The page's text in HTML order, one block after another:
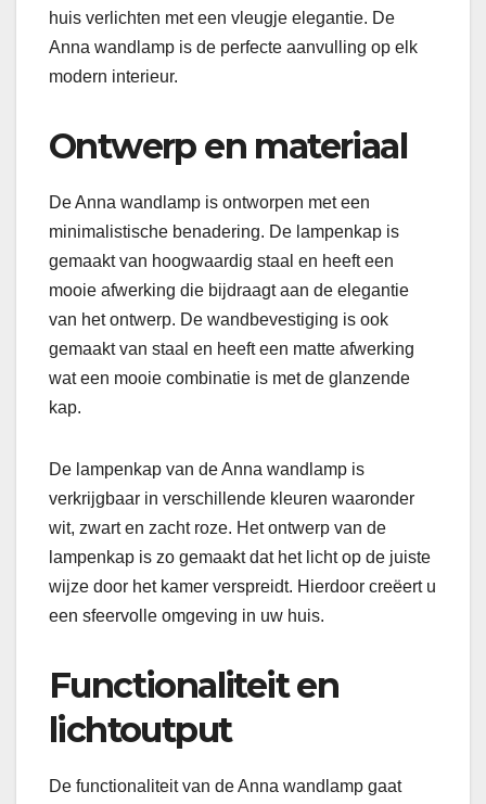
huis verlichten met een vleugje elegantie. De
Anna wandlamp is de perfecte aanvulling op elk
modern interieur.
Ontwerp en materiaal
De Anna wandlamp is ontworpen met een
minimalistische benadering. De lampenkap is
gemaakt van hoogwaardig staal en heeft een
mooie afwerking die bijdraagt aan de elegantie
van het ontwerp. De wandbevestiging is ook
gemaakt van staal en heeft een matte afwerking
wat een mooie combinatie is met de glanzende
kap.
De lampenkap van de Anna wandlamp is
verkrijgbaar in verschillende kleuren waaronder
wit, zwart en zacht roze. Het ontwerp van de
lampenkap is zo gemaakt dat het licht op de juiste
wijze door het kamer verspreidt. Hierdoor creëert u
een sfeervolle omgeving in uw huis.
Functionaliteit en
lichtoutput
De functionaliteit van de Anna wandlamp gaat